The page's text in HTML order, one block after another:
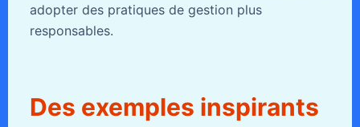
adopter des pratiques de gestion plus
responsables.
Des exemples inspirants